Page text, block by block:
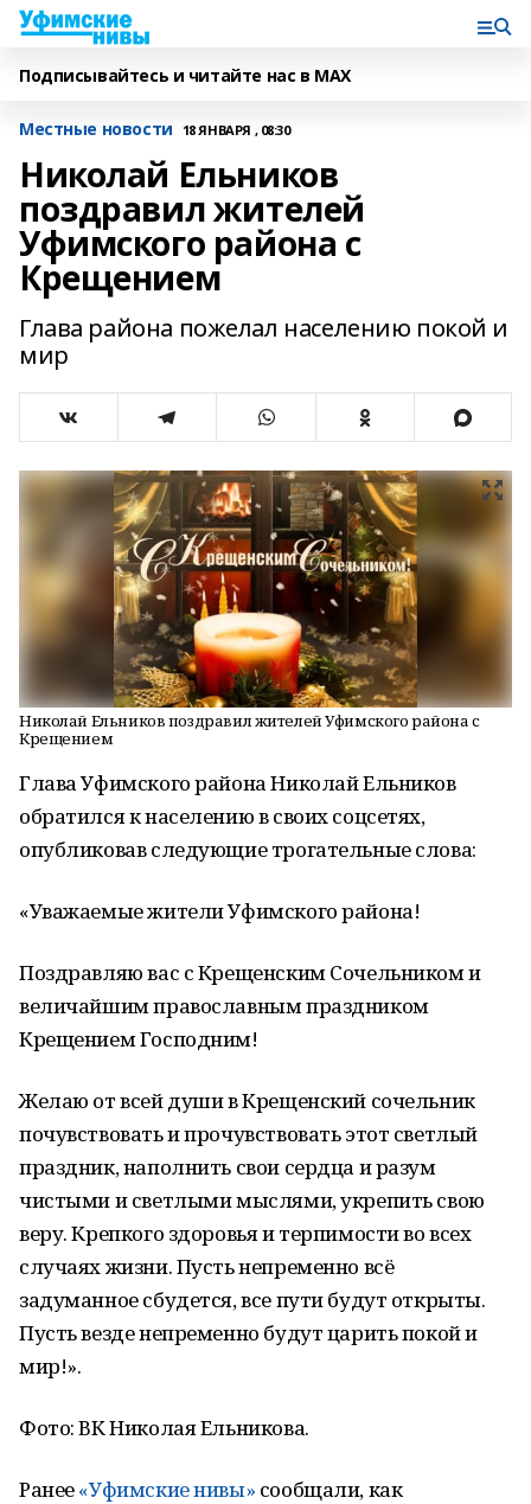
Подписывайтесь и читайте нас в MAX
Местные новости 18 ЯНВАРЯ , 08:30
Николай Ельников
поздравил жителей
Уфимского района с
Крещением
Глава района пожелал населению покой и
мир
Николай Ельников поздравил жителей Уфимского района с
Крещением
Глава Уфимского района Николай Ельников
обратился к населению в своих соцсетях,
опубликовав следующие трогательные слова:
«Уважаемые жители Уфимского района!
Поздравляю вас с Крещенским Сочельником и
величайшим православным праздником
Крещением Господним!
Желаю от всей души в Крещенский сочельник
почувствовать и прочувствовать этот светлый
праздник, наполнить свои сердца и разум
чистыми и светлыми мыслями, укрепить свою
веру. Крепкого здоровья и терпимости во всех
случаях жизни. Пусть непременно всё
задуманное сбудется, все пути будут открыты.
Пусть везде непременно будут царить покой и
мир!».
Фото: ВК Николая Ельникова.
Ранее«Уфимские нивы» сообщали, как